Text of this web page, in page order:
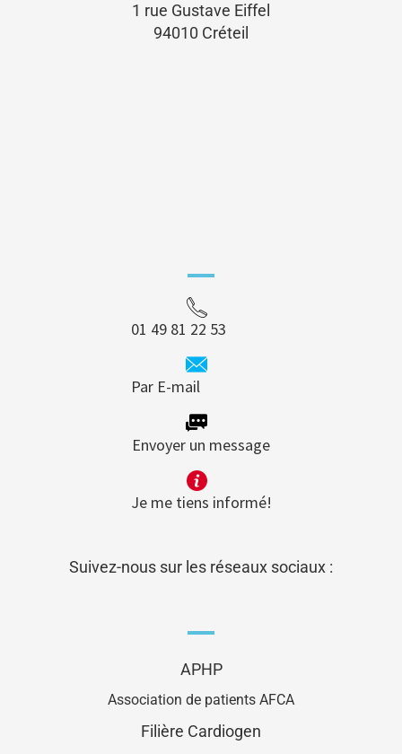
1 rue Gustave Eiffel
94010 Créteil
01 49 81 22 53
Par E-mail
Envoyer un message
Je me tiens informé!
Suivez-nous sur les réseaux sociaux :
APHP
Association de patients AFCA
Filière Cardiogen